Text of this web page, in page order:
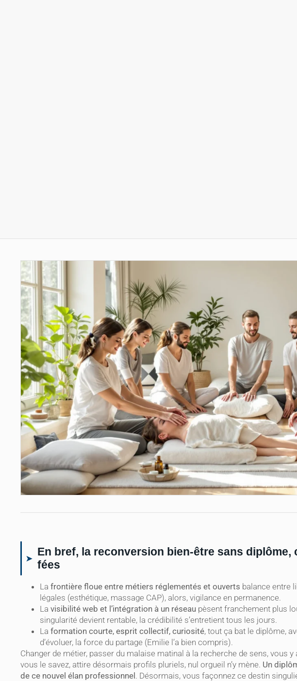
En bref, la reconversion bien-être sans diplôme,
fées
La frontière floue entre métiers réglementés et ouverts balance entre
légales (esthétique, massage CAP), alors, vigilance en permanence.
La visibilité web et l’intégration à un réseau pèsent franchement plus
singularité devient rentable, la crédibilité s’entretient tous les jours.
La formation courte, esprit collectif, curiosité, tout ça bat le diplôme,
d’évoluer, la force du partage (Emilie l’a bien compris).
Changer de métier, passer du malaise matinal à la recherche de sens, vous
vous le savez, attire désormais profils pluriels, nul orgueil n’y mène. Un
de ce nouvel élan professionnel . Désormais, vous façonnez ce destin